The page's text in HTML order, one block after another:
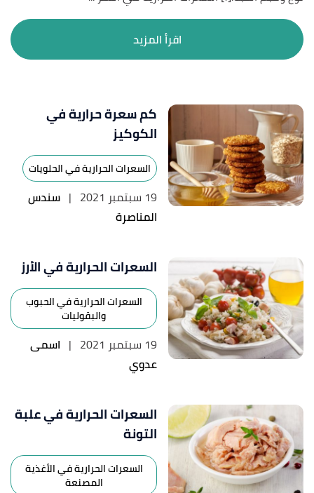
اقرأ المزيد
كم سعرة حرارية في
الكوكيز
السعرات الحرارية في الحلويات
19 سبتمبر 2021 | سندس
المناصرة
السعرات الحرارية في الأرز
السعرات الحرارية في الحبوب
والبقوليات
19 سبتمبر 2021 | اسمى
عدوي
السعرات الحرارية في علبة
التونة
السعرات الحرارية في الأغذية
المصنعة